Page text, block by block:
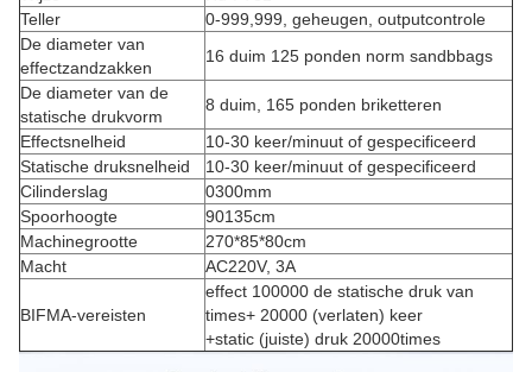
Teller
0-999,999, geheugen, outputcontrole
De diameter van
effectzandzakken
16 duim 125 ponden norm sandbbags
De diameter van de
statische drukvorm
8 duim, 165 ponden briketteren
Effectsnelheid
10-30 keer/minuut of gespecificeerd
Statische druksnelheid
10-30 keer/minuut of gespecificeerd
Cilinderslag
0300mm
Spoorhoogte
90135cm
Machinegrootte
270*85*80cm
Macht
AC220V, 3A
BIFMA-vereisten
effect 100000 de statische druk van
times+ 20000 (verlaten) keer
+static (juiste) druk 20000times